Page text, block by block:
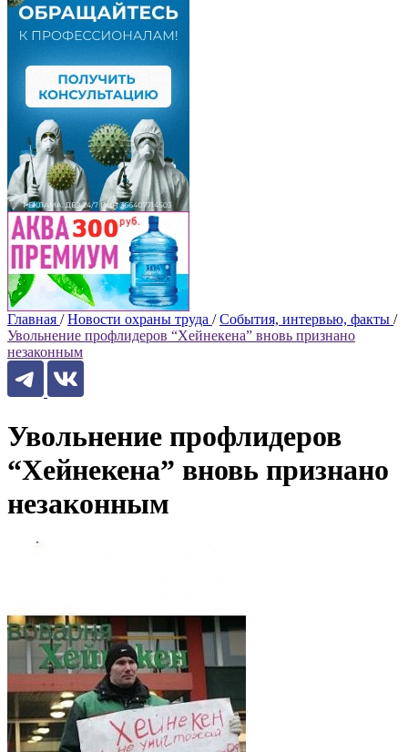
Главная / Новости охраны труда / События, интервью, факты /
Увольнение профлидеров “Хейнекена” вновь признано
незаконным
Увольнение профлидеров
“Хейнекена” вновь признано
незаконным